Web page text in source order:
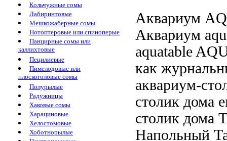
Кольчужные сомы
Лабиринтовые
Мешкожаберные сомы
Нотоптеровые или спиноперые
Панцирные сомы или
каллихтовые
Пецилиевые
Пимелодовые или
плоскоголовые сомы
Полурылые
Радужницы
Хаковые сомы
Харациновые
Хелостомовые
Хоботнорылые
Аквариум
Аквариум
aquatable
как
аквариум-
столик дома
столик дома
Напольный